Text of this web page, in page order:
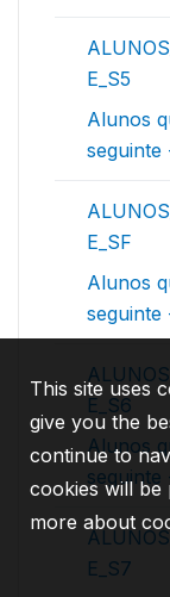
E_S5
Alunos
seguinte
E_SF
Alunos
seguinte
E_S6
Alunos
seguinte
E_S7
This site uses
give you the
continue to
cookies will
more about